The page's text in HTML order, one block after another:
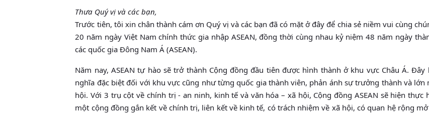
Thưa Quý vị và các bạn,
Trước tiên, tôi xin chân thành cám ơn Quý vị và các bạn đã có mặt ở đây để chia sẻ niềm vui cùng
20 năm ngày Việt Nam chính thức gia nhập ASEAN, đồng thời cùng nhau kỷ niệm 48 năm ngày
các quốc gia Đông Nam Á (ASEAN).
Năm nay, ASEAN tự hào sẽ trở thành Cộng đồng đầu tiên được hình thành ở khu vực Châu Á.
nghĩa đặc biệt đối với khu vực cũng như từng quốc gia thành viên, phản ánh sự trưởng thành và lớn
hội. Với 3 trụ cột về chính trị - an ninh, kinh tế và văn hóa – xã hội, Cộng đồng ASEAN sẽ hiện thực
một cộng đồng gắn kết về chính trị, liên kết về kinh tế, có trách nhiệm về xã hội, có quan hệ rộng